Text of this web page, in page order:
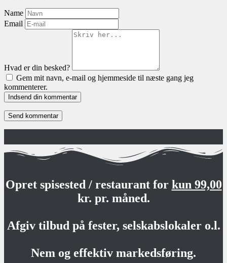
Name
Email
Hvad er din besked?
Gem mit navn, e-mail og hjemmeside til næste gang jeg
kommenterer.
Indsend din kommentar
Opret spisested / restaurant for kun 99,00
kr. pr. måned.
Afgiv tilbud på fester, selskabslokaler o.l.
Nem og effektiv markedsføring.